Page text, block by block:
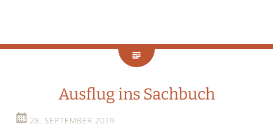
Ausflug ins Sachbuch
28. SEPTEMBER 2019